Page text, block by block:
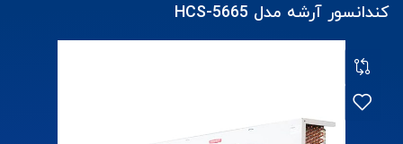
کندانسور آرشه مدل HCS-5665